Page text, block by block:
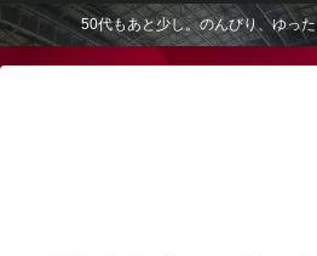
50代もあと少し。のんびり、ゆっ